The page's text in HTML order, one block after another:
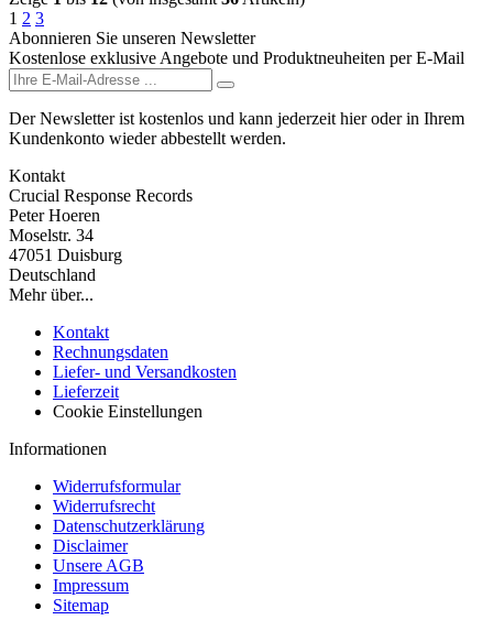
1 2 3
Abonnieren Sie unseren Newsletter
Kostenlose exklusive Angebote und Produktneuheiten per E-Mail
Der Newsletter ist kostenlos und kann jederzeit hier oder in Ihrem
Kundenkonto wieder abbestellt werden.
Kontakt
Crucial Response Records
Peter Hoeren
Moselstr. 34
47051 Duisburg
Deutschland
Mehr über...
Kontakt
Rechnungsdaten
Liefer- und Versandkosten
Lieferzeit
Cookie Einstellungen
Informationen
Widerrufsformular
Widerrufsrecht
Datenschutzerklärung
Disclaimer
Unsere AGB
Impressum
Sitemap